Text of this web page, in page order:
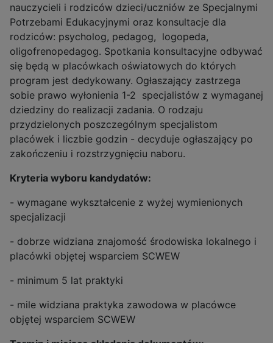
nauczycieli i rodziców dzieci/uczniów ze Specjalnymi
Potrzebami Edukacyjnymi oraz konsultacje dla
rodziców: psycholog, pedagog, logopeda,
oligofrenopedagog. Spotkania konsultacyjne odbywać
się będą w placówkach oświatowych do których
program jest dedykowany. Ogłaszający zastrzega
sobie prawo wyłonienia 1-2 specjalistów z wymaganej
dziedziny do realizacji zadania. O rodzaju
przydzielonych poszczególnym specjalistom
placówek i liczbie godzin - decyduje ogłaszający po
zakończeniu i rozstrzygnięciu naboru.
Kryteria wyboru kandydatów:
- wymagane wykształcenie z wyżej wymienionych
specjalizacji
- dobrze widziana znajomość środowiska lokalnego i
placówki objętej wsparciem SCWEW
- minimum 5 lat praktyki
- mile widziana praktyka zawodowa w placówce
objętej wsparciem SCWEW